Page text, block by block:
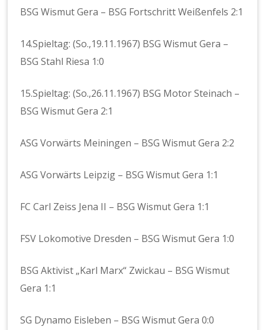
BSG Wismut Gera – BSG Fortschritt Weißenfels 2:1
14.Spieltag: (So.,19.11.1967) BSG Wismut Gera –
BSG Stahl Riesa 1:0
15.Spieltag: (So.,26.11.1967) BSG Motor Steinach –
BSG Wismut Gera 2:1
ASG Vorwärts Meiningen – BSG Wismut Gera 2:2
ASG Vorwärts Leipzig – BSG Wismut Gera 1:1
FC Carl Zeiss Jena II – BSG Wismut Gera 1:1
FSV Lokomotive Dresden – BSG Wismut Gera 1:0
BSG Aktivist „Karl Marx“ Zwickau – BSG Wismut
Gera 1:1
SG Dynamo Eisleben – BSG Wismut Gera 0:0